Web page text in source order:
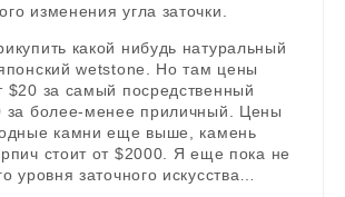
изменения угла заточки.
какой нибудь натуральный
wetstone. Но там цены
$20 за самый посредственный
за более-менее приличный. Цены
камни еще выше, камень
стоит от $2000. Я еще пока не
уровня заточного искусства…